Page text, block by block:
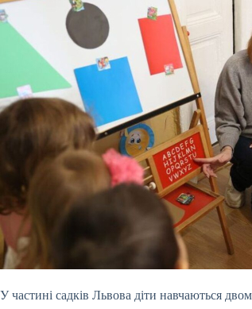
У частині садків Львова діти навчаються